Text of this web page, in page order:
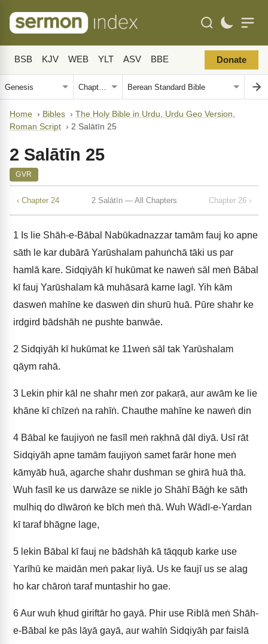
BSB KJV WEB YLT ASV BBE Donate
Home › Bibles › The Holy Bible in Urdu, Urdu Geo Version,
Roman Script › 2 Salātīn 25
2 Salātīn 25
GVR
‹ Chapter 24 2 Salātīn — All Chapters Chapter 26 ›
1 Is lie Shāh-e-Bābal Nabūkadnazzar tamām fauj ko apne
sāth le kar dubārā Yarūshalam pahuṅchā tāki us par
hamlā kare. Sidqiyāh kī hukūmat ke naweṅ sāl meṅ Bābal
kī fauj Yarūshalam kā muhāsarā karne lagī. Yih kām
dasweṅ mahīne ke dasweṅ din shurū huā. Pūre shahr ke
irdgird bādshāh ne pushte banwāe.
2 Sidqiyāh kī hukūmat ke 11weṅ sāl tak Yarūshalam
qāym rahā.
3 Lekin phir kāl ne shahr meṅ zor pakaṛā, aur awām ke lie
khāne kī chīzeṅ na rahīṅ. Chauthe mahīne ke naweṅ din
4 Bābal ke faujiyoṅ ne fasīl meṅ raḳhnā ḍāl diyā. Usī rāt
Sidqiyāh apne tamām faujiyoṅ samet farār hone meṅ
kāmyāb huā, agarche shahr dushman se ghirā huā thā.
Wuh fasīl ke us darwāze se nikle jo Shāhī Bāġh ke sāth
mulhiq do dīwāroṅ ke bīch meṅ thā. Wuh Wādī-e-Yardan
kī taraf bhāgne lage,
5 lekin Bābal kī fauj ne bādshāh kā tāqqub karke use
Yarīhū ke maidān meṅ pakaṛ liyā. Us ke faujī us se alag
ho kar chāroṅ taraf muntashir ho gae.
6Aur wuh ḳhud giriftār ho gayā. Phir use Riblā meṅ Shāh-
e-Bābal ke pās lāyā gayā, aur wahīṅ Sidqiyāh par faislā